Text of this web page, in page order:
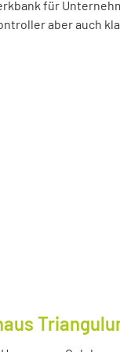
für
aber auch